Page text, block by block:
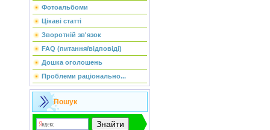
Фотоальбоми
Цікаві статті
Зворотній зв'язок
FAQ (питання/відповіді)
Дошка оголошень
Проблеми раціонально...
Пошук